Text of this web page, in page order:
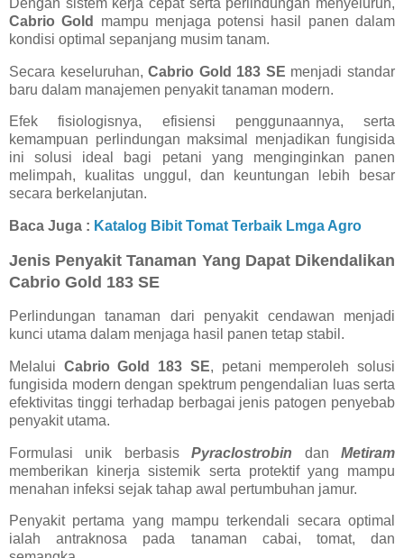
Cabrio Gold
mampu menjaga potensi hasil panen dalam
kondisi optimal sepanjang musim tanam.
Secara keseluruhan,Cabrio Gold 183 SE menjadi standar
baru dalam manajemen penyakit tanaman modern.
Efek fisiologisnya, efisiensi penggunaannya, serta
kemampuan perlindungan maksimal menjadikan fungisida
ini solusi ideal bagi petani yang menginginkan panen
melimpah, kualitas unggul, dan keuntungan lebih besar
secara berkelanjutan.
Baca Juga : Katalog Bibit Tomat Terbaik Lmga Agro
Jenis Penyakit Tanaman Yang Dapat Dikendalikan
Cabrio Gold 183 SE
Perlindungan tanaman dari penyakit cendawan menjadi
kunci utama dalam menjaga hasil panen tetap stabil.
Melalui Cabrio Gold 183 SE, petani memperoleh solusi
fungisida modern dengan spektrum pengendalian luas serta
efektivitas tinggi terhadap berbagai jenis patogen penyebab
penyakit utama.
Formulasi unik berbasisPyraclostrobin danMetiram
memberikan kinerja sistemik serta protektif yang mampu
menahan infeksi sejak tahap awal pertumbuhan jamur.
Penyakit pertama yang mampu terkendali secara optimal
ialah antraknosa pada tanaman cabai, tomat, dan